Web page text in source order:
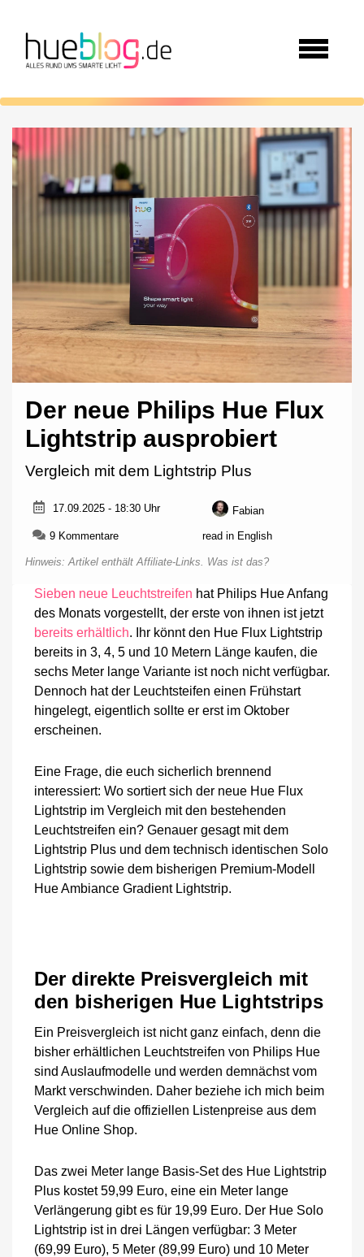
Der neue Philips Hue Flux
Lightstrip ausprobiert
Vergleich mit dem Lightstrip Plus
17.09.2025 - 18:30 Uhr Fabian
9 Kommentarezu
neue
Hue
Flux
Lightstrip
read in English
Hinweis: Artikel enthält Affiliate-Links. Was ist das?
Sieben neue Leuchtstreifen hat Philips Hue Anfang
des Monats vorgestellt, der erste von ihnen ist jetzt
bereits erhältlich. Ihr könnt den Hue Flux Lightstrip
bereits in 3, 4, 5 und 10 Metern Länge kaufen, die
sechs Meter lange Variante ist noch nicht verfügbar.
Dennoch hat der Leuchtsteifen einen Frühstart
hingelegt, eigentlich sollte er erst im Oktober
erscheinen.
Eine Frage, die euch sicherlich brennend
interessiert: Wo sortiert sich der neue Hue Flux
Lightstrip im Vergleich mit den bestehenden
Leuchtstreifen ein? Genauer gesagt mit dem
Lightstrip Plus und dem technisch identischen Solo
Lightstrip sowie dem bisherigen Premium-Modell
Hue Ambiance Gradient Lightstrip.
Der direkte Preisvergleich mit
den bisherigen Hue Lightstrips
Ein Preisvergleich ist nicht ganz einfach, denn die
bisher erhältlichen Leuchtstreifen von Philips Hue
sind Auslaufmodelle und werden demnächst vom
Markt verschwinden. Daher beziehe ich mich beim
Vergleich auf die offiziellen Listenpreise aus dem
Hue Online Shop.
Das zwei Meter lange Basis-Set des Hue Lightstrip
Plus kostet 59,99 Euro, eine ein Meter lange
Verlängerung gibt es für 19,99 Euro. Der Hue Solo
Lightstrip ist in drei Längen verfügbar: 3 Meter
(69,99 Euro), 5 Meter (89,99 Euro) und 10 Meter